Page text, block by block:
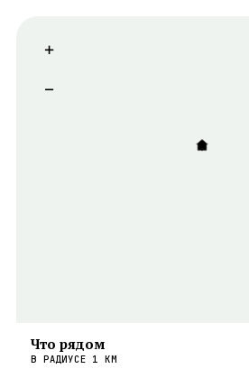
+
−
Что рядом
В РАДИУСЕ 1 КМ